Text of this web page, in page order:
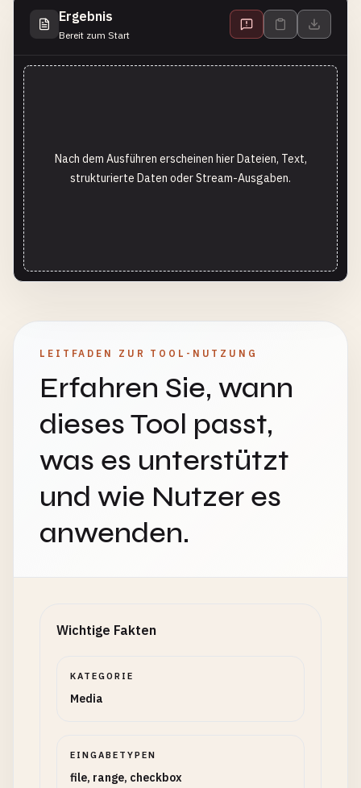
Ergebnis
Bereit zum Start
Nach dem Ausführen erscheinen hier Dateien, Text,
strukturierte Daten oder Stream-Ausgaben.
LEITFADEN ZUR TOOL-NUTZUNG
Erfahren Sie, wann
dieses Tool passt,
was es unterstützt
und wie Nutzer es
anwenden.
Wichtige Fakten
KATEGORIE
Media
EINGABETYPEN
file, range, checkbox